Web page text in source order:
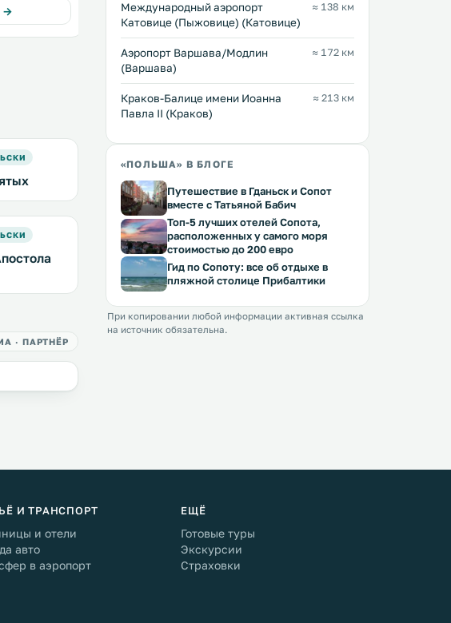
.
→
города Петркув-Трыбунальский. В
современных номерах есть
бесплатный доступ в Интернет. .
Перейти →
Fi, а также солнечная
регистрации. .
· ПАРТНЁР
Международный аэропорт
Катовице (Пыжовице) (Катовице)
≈ 138 км
Аэропорт Варшава/Модлин
(Варшава)
≈ 172 км
Краков-Балице имени Иоанна
Павла II (Краков)
≈ 213 км
«ПОЛЬША» В БЛОГЕ
Путешествие в Гданьск и Сопот
вместе с Татьяной Бабич
Топ-5 лучших отелей Сопота,
расположенных у самого моря
стоимостью до 200 евро
Гид по Сопоту: все об отдыхе в
пляжной столице Прибалтики
При копировании любой информации активная ссылка
на источник обязательна.
И ТРАНСПОРТ
и отели
авто
в аэропорт
ЕЩЁ
Готовые туры
Экскурсии
Страховки